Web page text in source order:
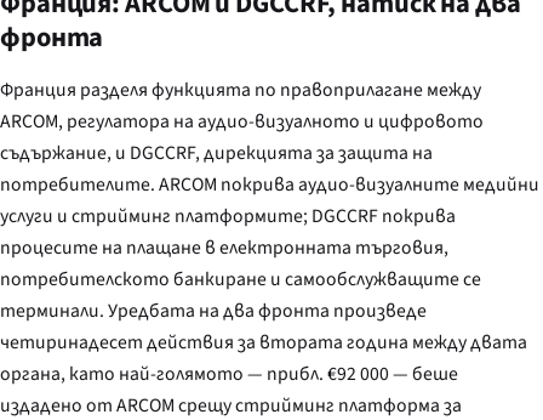
фронта
Франция разделя функцията по правоприлагане между
ARCOM, регулатора на аудио-визуалното и цифровото
съдържание, и DGCCRF, дирекцията за защита на
потребителите. ARCOM покрива аудио-визуалните медийни
услуги и стрийминг платформите; DGCCRF покрива
процесите на плащане в електронната търговия,
потребителското банкиране и самообслужващите се
терминали. Уредбата на два фронта произведе
четиринадесет действия за втората година между двата
органа, като най-голямото — прибл. €92 000 — беше
издадено от ARCOM срещу стрийминг платформа за